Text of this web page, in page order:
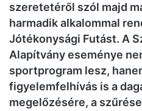
szeretetéről szól majd
harmadik alkalommal
Jótékonysági Futást. A
Alapítvány eseménye
sportprogram lesz,
figyelemfelhívás is a
megelőzésére, a